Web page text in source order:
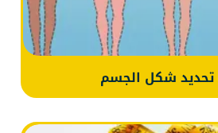
تحديد شكل الجسم